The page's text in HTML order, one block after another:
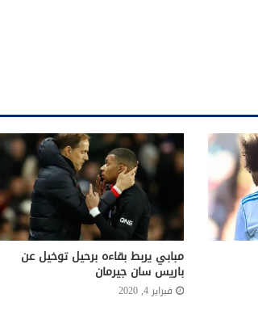
مبابي يربط بقاءه برحيل توخيل عن
باريس سان جيرمان
فبراير 4, 2020